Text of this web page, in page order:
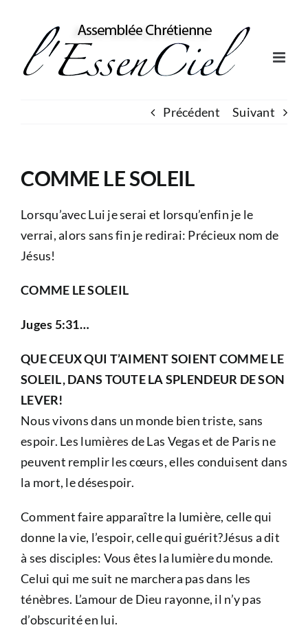
content
Précédent Suivant
COMME LE SOLEIL
Lorsqu’avec Lui je serai et lorsqu’enfin je le
verrai, alors sans fin je redirai: Précieux nom de
Jésus!
COMME LE SOLEIL
Juges 5:31…
QUE CEUX QUI T’AIMENT SOIENT COMME LE
SOLEIL, DANS TOUTE LA SPLENDEUR DE SON
LEVER!
Nous vivons dans un monde bien triste, sans
espoir. Les lumières de Las Vegas et de Paris ne
peuvent remplir les cœurs, elles conduisent dans
la mort, le désespoir.
Comment faire apparaître la lumière, celle qui
donne la vie, l’espoir, celle qui guérit?Jésus a dit
à ses disciples: Vous êtes la lumière du monde.
Celui qui me suit ne marchera pas dans les
ténèbres. L’amour de Dieu rayonne, il n’y pas
d’obscurité en lui.